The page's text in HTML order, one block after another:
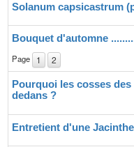
Solanum capsicastrum
Bouquet d'automne
Page 1 2
Pourquoi les cosses
dedans ?
Entretient d'une